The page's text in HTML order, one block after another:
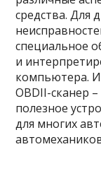
средства. Для
специальное
и
компьютера.
OBDII-сканер
полезное
для многих